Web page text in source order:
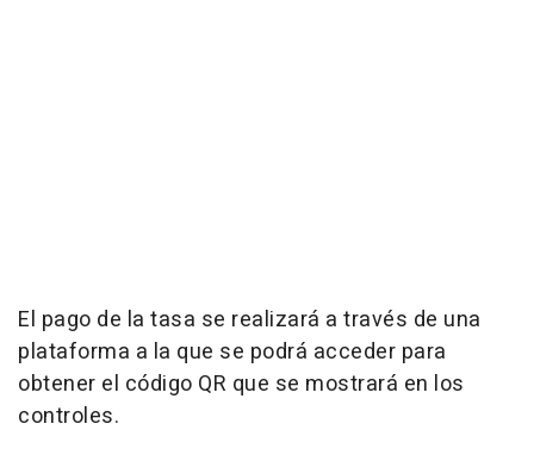
El pago de la tasa se realizará a través de una
plataforma a la que se podrá acceder para
obtener el código QR que se mostrará en los
controles.